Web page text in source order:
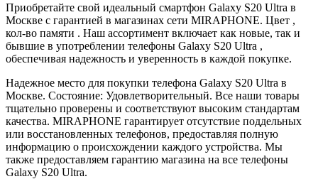
Приобретайте свой идеальный смартфон Galaxy S20 Ultra в
Москве с гарантией в магазинах сети MIRAPHONE. Цвет ,
кол-во памяти . Наш ассортимент включает как новые, так и
бывшие в употреблении телефоны Galaxy S20 Ultra ,
обеспечивая надежность и уверенность в каждой покупке.
Надежное место для покупки телефона Galaxy S20 Ultra в
Москве. Состояние: Удовлетворительный. Все наши товары
тщательно проверены и соответствуют высоким стандартам
качества. MIRAPHONE гарантирует отсутствие поддельных
или восстановленных телефонов, предоставляя полную
информацию о происхождении каждого устройства. Мы
также предоставляем гарантию магазина на все телефоны
Galaxy S20 Ultra.